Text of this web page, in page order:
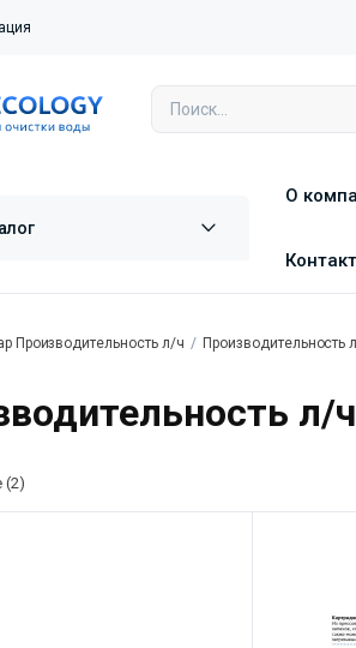
О
Производительность л/ч Производительность
л/
(2)